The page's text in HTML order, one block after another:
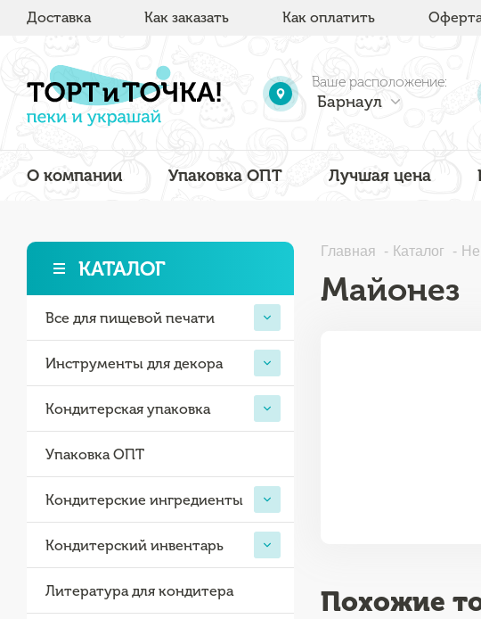
Доставка Как заказать Как оплатить
Ваше расположение:
Барнаул
О компании Упаковка ОПТ Лучшая цена
КАТАЛОГ
Все для пищевой печати
Инструменты для декора
Кондитерская упаковка
Упаковка ОПТ
Кондитерские ингредиенты
Кондитерский инвентарь
Литература для кондитера
Главная Каталог
Майонез
Похожие